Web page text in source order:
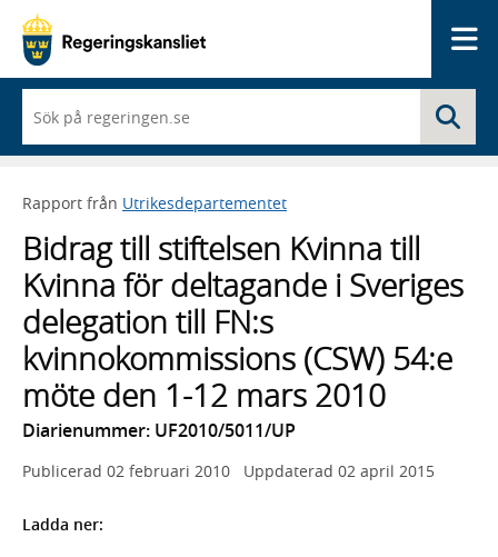
du
börjar
skriva
framträder
lista
med
sökförslag
Rapport från Utrikesdepartementet
Bidrag till stiftelsen Kvinna till
Kvinna för deltagande i Sveriges
delegation till FN:s
kvinnokommissions (CSW) 54:e
möte den 1-12 mars 2010
Diarienummer: UF2010/5011/UP
Publicerad 02 februari 2010 Uppdaterad 02 april 2015
Ladda ner: